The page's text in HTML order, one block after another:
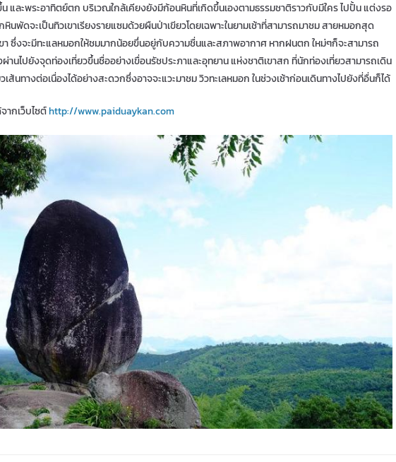
และพระอาทิตย์ตก บริเวณใกล้เคียงยังมีก้อนหินที่เกิดขึ้นเองตามธรรมชาติราวกับมีใคร ไปปั้น แต่งรอ
นพัดจะเป็นทิวเขาเรียงรายแซมด้วยผืนป่าเขียวโดยเฉพาะในยามเช้าที่สามารถมาชม สายหมอกสุด
า ซึ่งจะมีทะแลหมอกให้ชมมากน้อยขึ่นอยู่กับความชื่นและสภาพอากาศ หากฝนตก ใหม่ๆก็จะสามารถ
านไปยังจุดท่องเที่ยวขึ้นชื่ออย่างเขื่อนรัชประภาและอุทยาน แห่งชาติเขาสก ที่นักท่องเที่ยวสามารถเดิน
เส้นทางต่อเนื่องได้อย่างสะดวกซึ่งอาจจะแวะมาชม วิวทะเลหมอก ในช่วงเช้าก่อนเดินทางไปยังที่อื่นก็ได้
ากเว็บไซต์http://www.paiduaykan.com